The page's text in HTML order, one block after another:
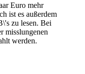
Euro mehr
ist es außerdem
zu lesen. Bei
misslungenen
werden.